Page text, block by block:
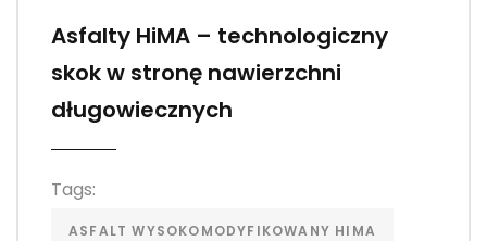
Asfalty HiMA – technologiczny
skok w stronę nawierzchni
długowiecznych
Tags:
ASFALT WYSOKOMODYFIKOWANY HIMA